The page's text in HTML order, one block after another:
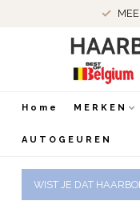
Home MERKEN
AUTOGEUREN
WIST JE DAT